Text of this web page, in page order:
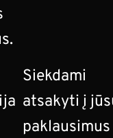
Siekdami
atsakyti į
paklausimus